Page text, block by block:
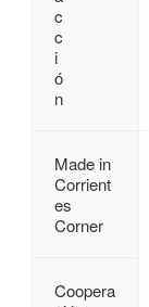
c
c
i
ó
n
Made in
Corrient
es
Corner
Coopera